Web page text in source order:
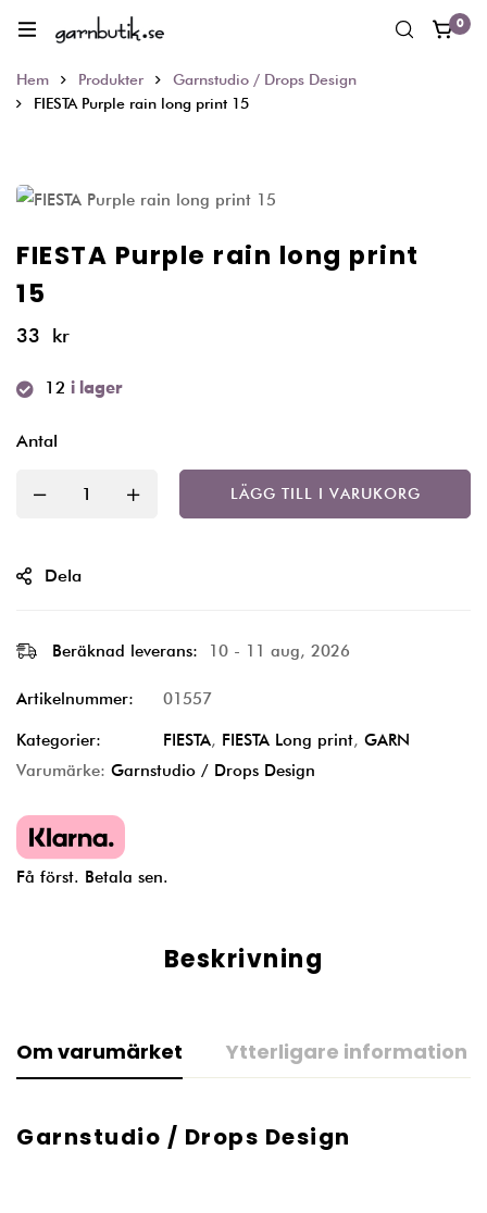
0
Hem Produkter
Garnstudio / Drops Design
FIESTA Purple rain long print 15
FIESTA Purple rain long print
15
33 kr
12 i lager
Antal
LÄGG TILL I VARUKORG
Dela
Beräknad leverans: 10 - 11 aug, 2026
Artikelnummer: 01557
Kategorier: FIESTA, FIESTA Long print, GARN
Varumärke: Garnstudio / Drops Design
Få först. Betala sen.
Beskrivning
Om varumärket Ytterligare information
Garnstudio / Drops Design